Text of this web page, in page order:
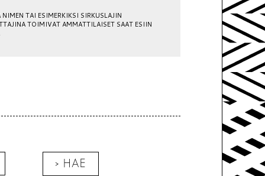
TAI ESIMERKIKSI SIRKUSLAJIN
TOIMIVAT AMMATTILAISET SAAT ESIIN